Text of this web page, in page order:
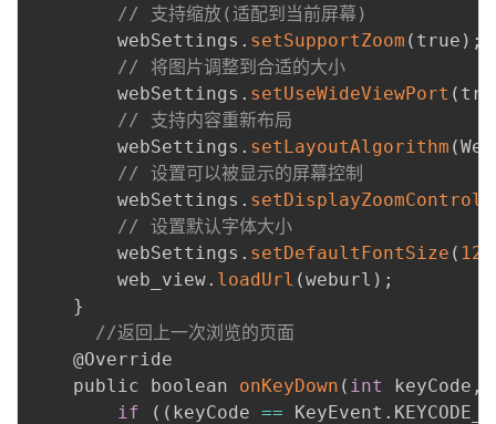
// 支持缩放(适配到当前屏幕)
        webSettings
. setSupportZoom ( true ) ;
// 将图片调整到合适的大小
        webSettings
. setUseWideViewPort (
// 支持内容重新布局
        webSettings
. setLayoutAlgorithm (
// 设置可以被显示的屏幕控制
        webSettings
. setDisplayZoomControls
// 设置默认字体大小
        webSettings
. setDefaultFontSize ( 12
        web_view
. loadUrl (weburl ) ;
}
//返回上一次浏览的页面
    @Override
    public boolean
onKeyDown ( int keyCode ,
if
( ( keyCode == KeyEvent .